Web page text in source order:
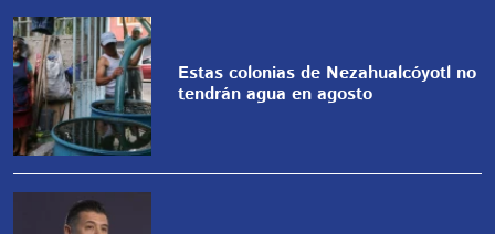
Estas colonias de Nezahualcóyotl no
tendrán agua en agosto